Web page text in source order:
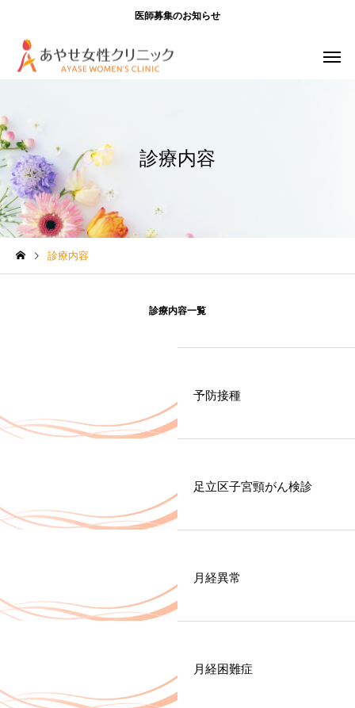
医師募集のお知らせ
診療内容
診療内容
診療内容一覧
予防接種
足立区子宮頸がん検診
月経異常
月経困難症